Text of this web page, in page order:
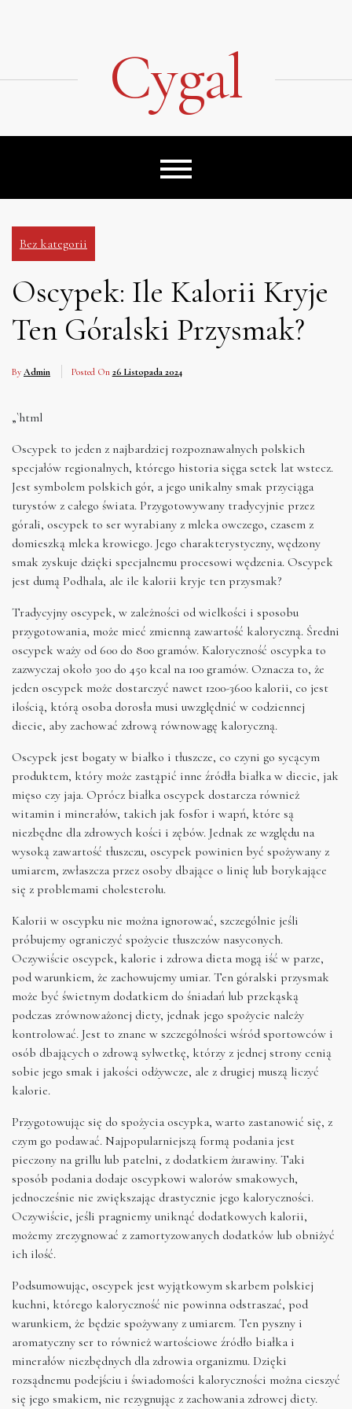
Cygal
Bez kategorii
Oscypek: Ile Kalorii Kryje
Ten Góralski Przysmak?
By Admin Posted On 26 Listopada 2024
„`html
Oscypek to jeden z najbardziej rozpoznawalnych polskich
specjałów regionalnych, którego historia sięga setek lat wstecz.
Jest symbolem polskich gór, a jego unikalny smak przyciąga
turystów z całego świata. Przygotowywany tradycyjnie przez
górali, oscypek to ser wyrabiany z mleka owczego, czasem z
domieszką mleka krowiego. Jego charakterystyczny, wędzony
smak zyskuje dzięki specjalnemu procesowi wędzenia. Oscypek
jest dumą Podhala, ale ile kalorii kryje ten przysmak?
Tradycyjny oscypek, w zależności od wielkości i sposobu
przygotowania, może mieć zmienną zawartość kaloryczną. Średni
oscypek waży od 600 do 800 gramów. Kaloryczność oscypka to
zazwyczaj około 300 do 450 kcal na 100 gramów. Oznacza to, że
jeden oscypek może dostarczyć nawet 1200-3600 kalorii, co jest
ilością, którą osoba dorosła musi uwzględnić w codziennej
diecie, aby zachować zdrową równowagę kaloryczną.
Oscypek jest bogaty w białko i tłuszcze, co czyni go sycącym
produktem, który może zastąpić inne źródła białka w diecie, jak
mięso czy jaja. Oprócz białka oscypek dostarcza również
witamin i minerałów, takich jak fosfor i wapń, które są
niezbędne dla zdrowych kości i zębów. Jednak ze względu na
wysoką zawartość tłuszczu, oscypek powinien być spożywany z
umiarem, zwłaszcza przez osoby dbające o linię lub borykające
się z problemami cholesterolu.
Kalorii w oscypku nie można ignorować, szczególnie jeśli
próbujemy ograniczyć spożycie tłuszczów nasyconych.
Oczywiście oscypek, kalorie i zdrowa dieta mogą iść w parze,
pod warunkiem, że zachowujemy umiar. Ten góralski przysmak
może być świetnym dodatkiem do śniadań lub przekąską
podczas zrównoważonej diety, jednak jego spożycie należy
kontrolować. Jest to znane w szczególności wśród sportowców i
osób dbających o zdrową sylwetkę, którzy z jednej strony cenią
sobie jego smak i jakości odżywcze, ale z drugiej muszą liczyć
kalorie.
Przygotowując się do spożycia oscypka, warto zastanowić się, z
czym go podawać. Najpopularniejszą formą podania jest
pieczony na grillu lub patelni, z dodatkiem żurawiny. Taki
sposób podania dodaje oscypkowi walorów smakowych,
jednocześnie nie zwiększając drastycznie jego kaloryczności.
Oczywiście, jeśli pragniemy uniknąć dodatkowych kalorii,
możemy zrezygnować z zamortyzowanych dodatków lub obniżyć
ich ilość.
Podsumowując, oscypek jest wyjątkowym skarbem polskiej
kuchni, którego kaloryczność nie powinna odstraszać, pod
warunkiem, że będzie spożywany z umiarem. Ten pyszny i
aromatyczny ser to również wartościowe źródło białka i
minerałów niezbędnych dla zdrowia organizmu. Dzięki
rozsądnemu podejściu i świadomości kaloryczności można cieszyć
się jego smakiem, nie rezygnując z zachowania zdrowej diety.